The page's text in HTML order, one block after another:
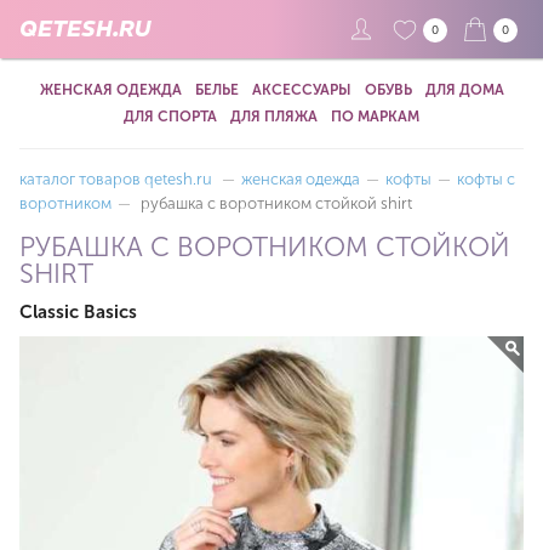
QETESH.RU 0 0
ЖЕНСКАЯ ОДЕЖДА БЕЛЬЕ АКСЕССУАРЫ ОБУВЬ
ДЛЯ ДОМА
ДЛЯ СПОРТА
ДЛЯ ПЛЯЖА ПО МАРКАМ
каталог товаров qetesh.ru — женская одежда — кофты — кофты с
воротником — рубашка с воротником стойкой shirt
РУБАШКА С ВОРОТНИКОМ СТОЙКОЙ
SHIRT
Classic Basics